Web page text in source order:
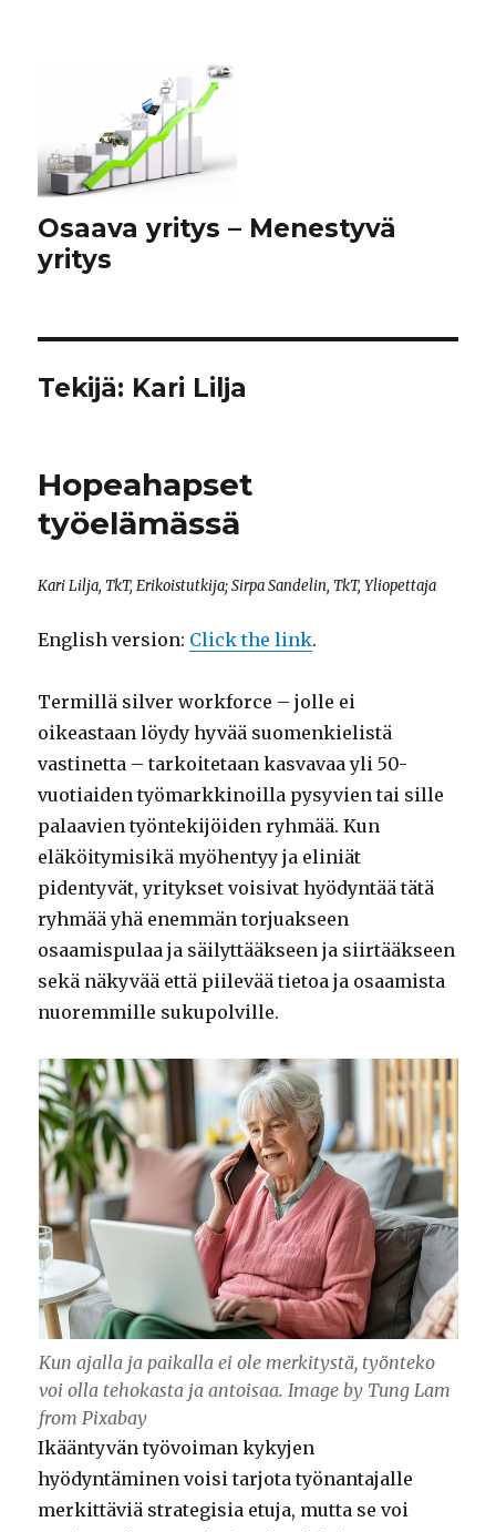
Osaava yritys – Menestyvä
yritys
Tekijä: Kari Lilja
Hopeahapset
työelämässä
Kari Lilja, TkT, Erikoistutkija; Sirpa Sandelin, TkT, Yliopettaja
English version: Click the link.
Termillä silver workforce – jolle ei
oikeastaan löydy hyvää suomenkielistä
vastinetta – tarkoitetaan kasvavaa yli 50-
vuotiaiden työmarkkinoilla pysyvien tai sille
palaavien työntekijöiden ryhmää. Kun
eläköitymisikä myöhentyy ja eliniät
pidentyvät, yritykset voisivat hyödyntää tätä
ryhmää yhä enemmän torjuakseen
osaamispulaa ja säilyttääkseen ja siirtääkseen
sekä näkyvää että piilevää tietoa ja osaamista
nuoremmille sukupolville.
Kun ajalla ja paikalla ei ole merkitystä, työnteko
voi olla tehokasta ja antoisaa. Image by Tung Lam
from Pixabay
Ikääntyvän työvoiman kykyjen
hyödyntäminen voisi tarjota työnantajalle
merkittäviä strategisia etuja, mutta se voi